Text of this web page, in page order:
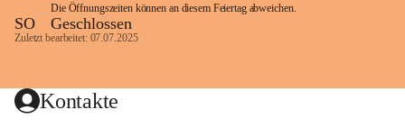
Die Öffnungszeiten können an diesem Feiertag abweichen.
SO Geschlossen
Zuletzt bearbeitet: 07.07.2025
Kontakte